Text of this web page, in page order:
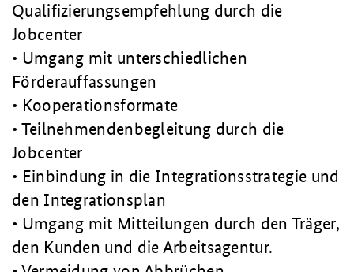
Qualifizierungsempfehlung durch die
Jobcenter
• Umgang mit unterschiedlichen
Förderauffassungen
• Kooperationsformate
• Teilnehmendenbegleitung durch die
Jobcenter
• Einbindung in die Integrationsstrategie und
den Integrationsplan
• Umgang mit Mitteilungen durch den Träger,
den Kunden und die Arbeitsagentur.